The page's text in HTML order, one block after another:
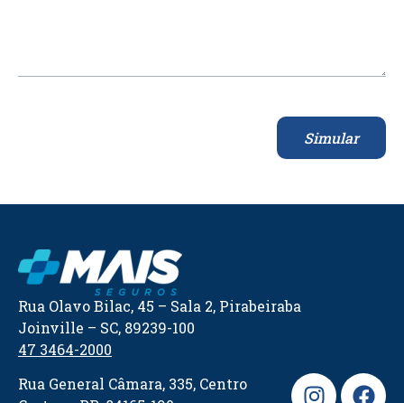
Simular
Rua Olavo Bilac, 45 – Sala 2, Pirabeiraba
Joinville – SC, 89239-100
47 3464-2000
Rua General Câmara, 335, Centro